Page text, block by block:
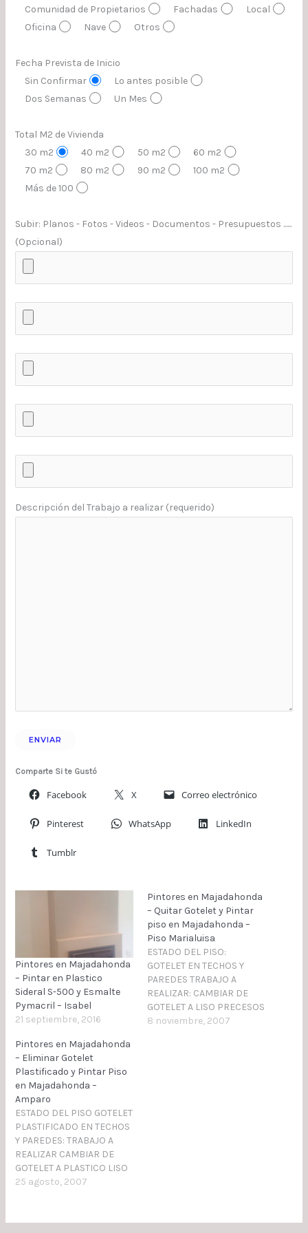
Comunidad de Propietarios Fachadas
Local
Oficina
Nave Otros
Fecha Prevista de Inicio
Sin Confirmar
Lo antes posible
Dos Semanas
Un Mes
Total M2 de Vivienda
30 m2
40 m2 50 m2
60 m2
70 m2
80 m2 90 m2
100 m2
Más de 100
Subir: Planos - Fotos - Videos - Documentos - Presupuestos ......
(Opcional)
Descripción del Trabajo a realizar (requerido)
Comparte Si te Gustó
Facebook X Correo electrónico
Pinterest WhatsApp LinkedIn
Tumblr
Pintores en Majadahonda
– Pintar en Plastico
Sideral S-500 y Esmalte
Pymacril – Isabel
21 septiembre, 2016
Pintores en Majadahonda
– Quitar Gotelet y Pintar
piso en Majadahonda –
Piso Marialuisa
ESTADO DEL PISO:
GOTELET EN TECHOS Y
PAREDES TRABAJO A
REALIZAR: CAMBIAR DE
GOTELET A LISO PRECESOS
A REALIZAR: RASCAR
8 noviembre, 2007
Pintores en Majadahonda
– Eliminar Gotelet
Plastificado y Pintar Piso
en Majadahonda –
Amparo
ESTADO DEL PISO GOTELET
PLASTIFICADO EN TECHOS
Y PAREDES: TRABAJO A
REALIZAR CAMBIAR DE
GOTELET A PLASTICO LISO
AFINADO PROCESOS A
AGUAPLAST (2 DE
25 agosto, 2007